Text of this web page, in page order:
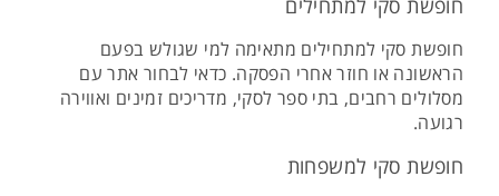
חופשת סקי למתחילים
חופשת סקי למתחילים מתאימה למי שגולש בפעם
הראשונה או חוזר אחרי הפסקה. כדאי לבחור אתר עם
מסלולים רחבים, בתי ספר לסקי, מדריכים זמינים ואווירה
רגועה.
חופשת סקי למשפחות